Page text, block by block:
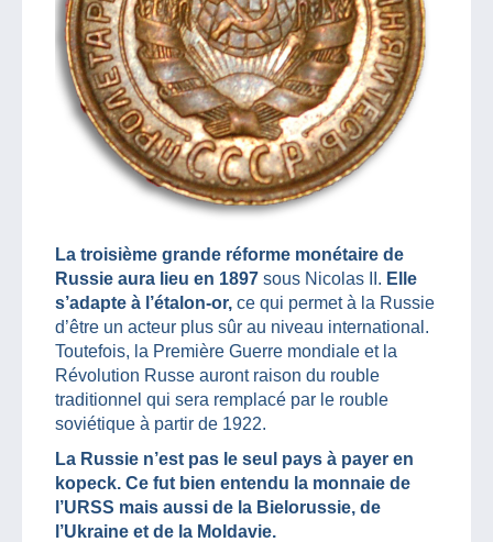
La troisième grande réforme monétaire de
Russie aura lieu en 1897 sous Nicolas II. Elle
s’adapte à l’étalon-or, ce qui permet à la Russie
d’être un acteur plus sûr au niveau international.
Toutefois, la Première Guerre mondiale et la
Révolution Russe auront raison du rouble
traditionnel qui sera remplacé par le rouble
soviétique à partir de 1922.
La Russie n’est pas le seul pays à payer en
kopeck. Ce fut bien entendu la monnaie de
l’URSS mais aussi de la Bielorussie, de
l’Ukraine et de la Moldavie.